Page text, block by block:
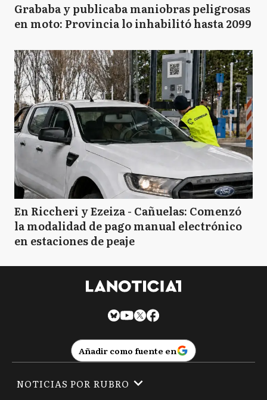
Grababa y publicaba maniobras peligrosas
en moto: Provincia lo inhabilitó hasta 2099
En Riccheri y Ezeiza - Cañuelas: Comenzó
la modalidad de pago manual electrónico
en estaciones de peaje
Añadir como fuente en
NOTICIAS POR RUBRO